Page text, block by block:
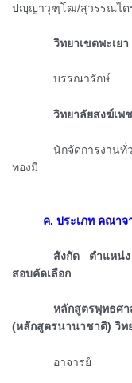
ปญฺญาวุฑฺโฒ/สุวรรณไต
ᅠᅠᅠᅠวิทยาเขตพะเยา
บรรณารั
ᅠᅠᅠᅠวิทยาลัยสงฆ์เพ
ᅠᅠᅠᅠนักจัดการงา
ทองมี
ค. ประเภท คณา
ᅠᅠᅠᅠสังกัด
สอบคัดเลือก
ᅠᅠᅠᅠหลักสูตรพุทธศา
(หลักสูตรนานาชาติ) วิ
ᅠᅠᅠᅠอาจารย์